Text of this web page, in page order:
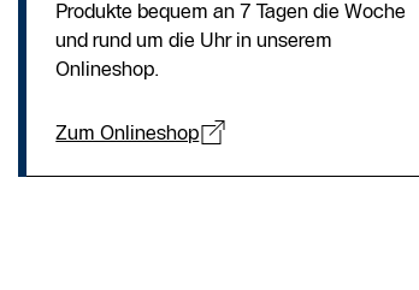
Produkte bequem an 7 Tagen die Woche
und rund um die Uhr in unserem
Onlineshop.
Zum Onlineshop
Kontaktformular